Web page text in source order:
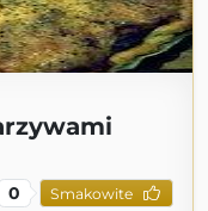
0 Smakowite